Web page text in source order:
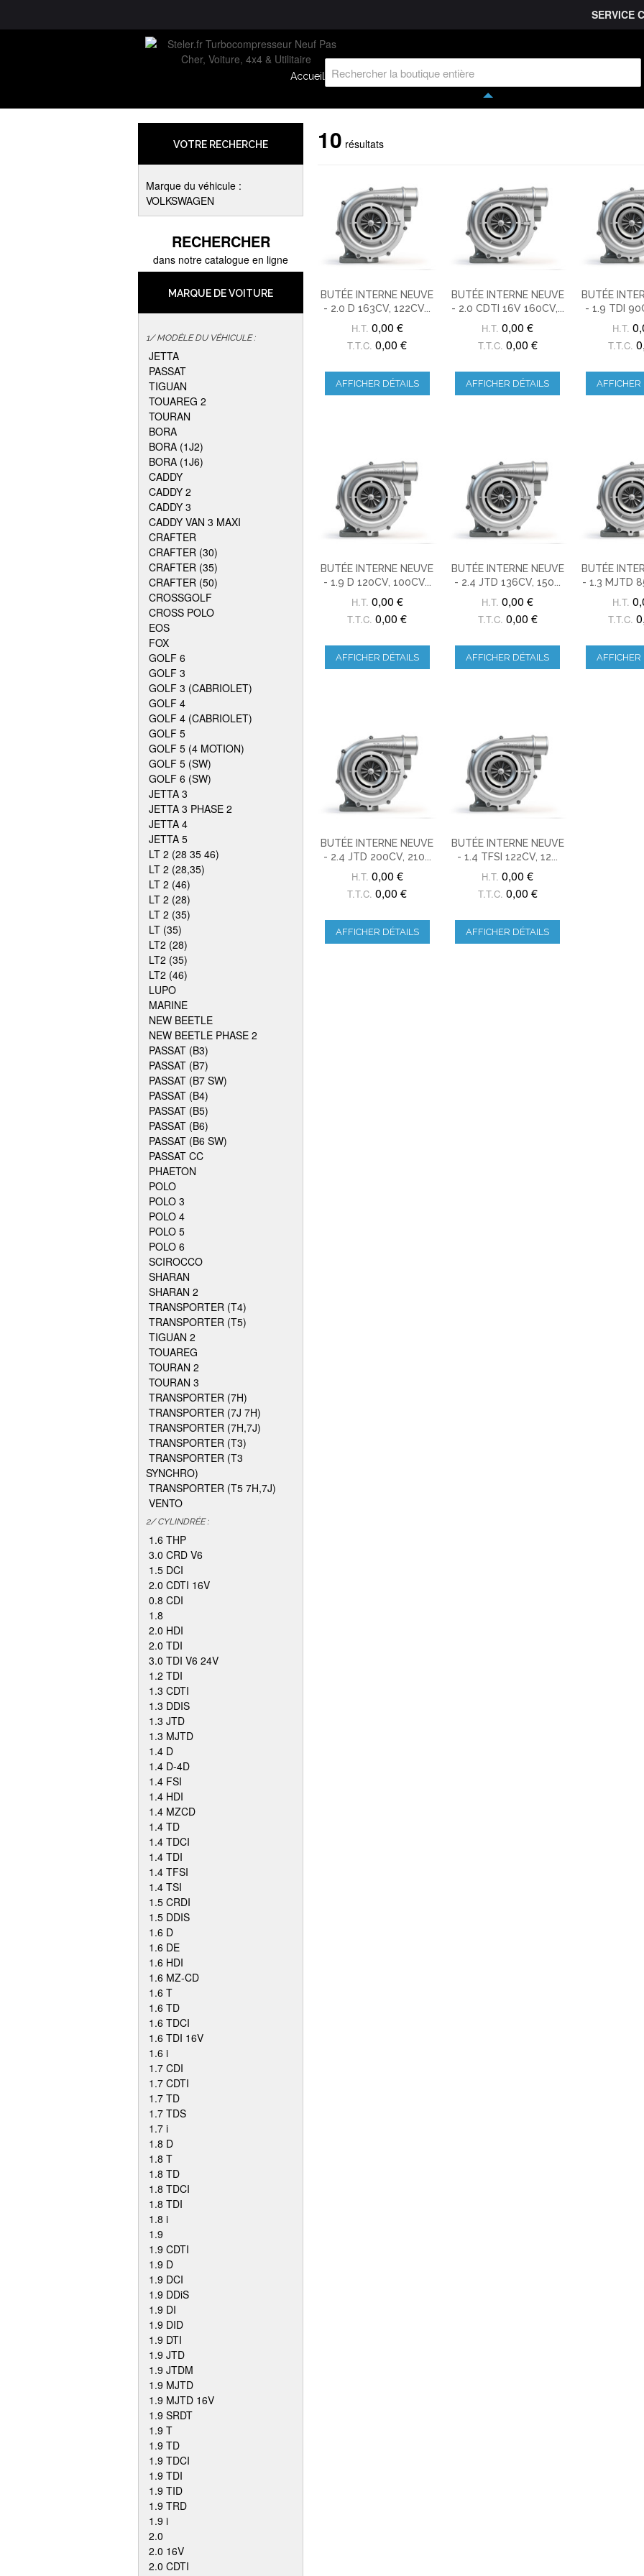
SERVICE
Accueil L'entreprise Savoir-faire
10 résultats
BUTÉE INTERNE NEUVE
- 2.0 D 163CV, 122CV...
H.T. 0,00 €
T.T.C. 0,00 €
AFFICHER DÉTAILS
BUTÉE INTERNE NEUVE
- 2.0 CDTI 16V 160CV,...
H.T. 0,00 €
T.T.C. 0,00 €
AFFICHER DÉTAILS
BUTÉE
- 1.9 TDI
H.T.
T.T.C.
AFFICHER
BUTÉE INTERNE NEUVE
- 1.9 D 120CV, 100CV...
H.T. 0,00 €
T.T.C. 0,00 €
AFFICHER DÉTAILS
BUTÉE INTERNE NEUVE
- 2.4 JTD 136CV, 150...
H.T. 0,00 €
T.T.C. 0,00 €
AFFICHER DÉTAILS
BUTÉE
- 1.3 MJTD
H.T.
T.T.C.
AFFICHER
BUTÉE INTERNE NEUVE
- 2.4 JTD 200CV, 210...
H.T. 0,00 €
T.T.C. 0,00 €
AFFICHER DÉTAILS
BUTÉE INTERNE NEUVE
- 1.4 TFSI 122CV, 12...
H.T. 0,00 €
T.T.C. 0,00 €
AFFICHER DÉTAILS
VOTRE RECHERCHE
Marque du véhicule :
VOLKSWAGEN
RECHERCHER
dans notre catalogue en ligne
MARQUE DE VOITURE
1/ MODÈLE DU VÉHICULE :
JETTA
PASSAT
TIGUAN
TOUAREG 2
TOURAN
BORA
BORA (1J2)
BORA (1J6)
CADDY
CADDY 2
CADDY 3
CADDY VAN 3 MAXI
CRAFTER
CRAFTER (30)
CRAFTER (35)
CRAFTER (50)
CROSSGOLF
CROSS POLO
EOS
FOX
GOLF 6
GOLF 3
GOLF 3 (CABRIOLET)
GOLF 4
GOLF 4 (CABRIOLET)
GOLF 5
GOLF 5 (4 MOTION)
GOLF 5 (SW)
GOLF 6 (SW)
JETTA 3
JETTA 3 PHASE 2
JETTA 4
JETTA 5
LT 2 (28 35 46)
LT 2 (28,35)
LT 2 (46)
LT 2 (28)
LT 2 (35)
LT (35)
LT2 (28)
LT2 (35)
LT2 (46)
LUPO
MARINE
NEW BEETLE
NEW BEETLE PHASE 2
PASSAT (B3)
PASSAT (B7)
PASSAT (B7 SW)
PASSAT (B4)
PASSAT (B5)
PASSAT (B6)
PASSAT (B6 SW)
PASSAT CC
PHAETON
POLO
POLO 3
POLO 4
POLO 5
POLO 6
SCIROCCO
SHARAN
SHARAN 2
TRANSPORTER (T4)
TRANSPORTER (T5)
TIGUAN 2
TOUAREG
TOURAN 2
TOURAN 3
TRANSPORTER (7H)
TRANSPORTER (7J 7H)
TRANSPORTER (7H,7J)
TRANSPORTER (T3)
TRANSPORTER (T3
SYNCHRO)
TRANSPORTER (T5 7H,7J)
VENTO
2/ CYLINDRÉE :
1.6 THP
3.0 CRD V6
1.5 DCI
2.0 CDTI 16V
0.8 CDI
1.8
2.0 HDI
2.0 TDI
3.0 TDI V6 24V
1.2 TDI
1.3 CDTI
1.3 DDIS
1.3 JTD
1.3 MJTD
1.4 D
1.4 D-4D
1.4 FSI
1.4 HDI
1.4 MZCD
1.4 TD
1.4 TDCI
1.4 TDI
1.4 TFSI
1.4 TSI
1.5 CRDI
1.5 DDIS
1.6 D
1.6 DE
1.6 HDI
1.6 MZ-CD
1.6 T
1.6 TD
1.6 TDCI
1.6 TDI 16V
1.6 i
1.7 CDI
1.7 CDTI
1.7 TD
1.7 TDS
1.7 i
1.8 D
1.8 T
1.8 TD
1.8 TDCI
1.8 TDI
1.8 i
1.9
1.9 CDTI
1.9 D
1.9 DCI
1.9 DDiS
1.9 DI
1.9 DID
1.9 DTI
1.9 JTD
1.9 JTDM
1.9 MJTD
1.9 MJTD 16V
1.9 SRDT
1.9 T
1.9 TD
1.9 TDCI
1.9 TDI
1.9 TID
1.9 TRD
1.9 i
2.0
2.0 16V
2.0 CDTI